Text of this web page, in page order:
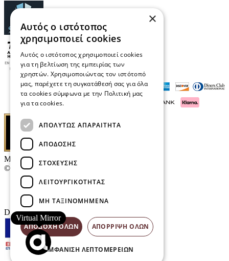
Μαρκάκης Οπτικά
© 2026
Επικοινωνία
E-Volution Awards
Designed & developed by
Virtual Mirror
×
Αυτός ο ιστότοπος
χρησιμοποιεί cookies
Αυτός ο ιστότοπος χρησιμοποιεί cookies
για τη βελτίωση της εμπειρίας των
χρηστών. Χρησιμοποιώντας τον ιστότοπό
μας, παρέχετε τη συγκατάθεσή σας για όλα
τα cookies σύμφωνα με την Πολιτική μας
για τα cookies.
ΑΠΟΛΎΤΩΣ ΑΠΑΡΑΊΤΗΤΑ
ΑΠΌΔΟΣΗΣ
ΣΤΌΧΕΥΣΗΣ
ΛΕΙΤΟΥΡΓΙΚΌΤΗΤΑΣ
ΜΗ ΤΑΞΙΝΟΜΗΜΈΝΑ
ΑΠΟΔΟΧΉ ΌΛΩΝ ΑΠΌΡΡΙΨΗ ΌΛΩΝ
ΕΜΦΆΝΙΣΗ ΛΕΠΤΟΜΕΡΕΙΏΝ